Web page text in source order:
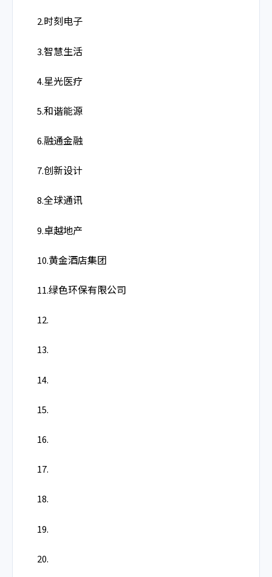
2.时刻电子
3.智慧生活
4.星光医疗
5.和谐能源
6.融通金融
7.创新设计
8.全球通讯
9.卓越地产
10.黄金酒店集团
11.绿色环保有限公司
12.
13.
14.
15.
16.
17.
18.
19.
20.